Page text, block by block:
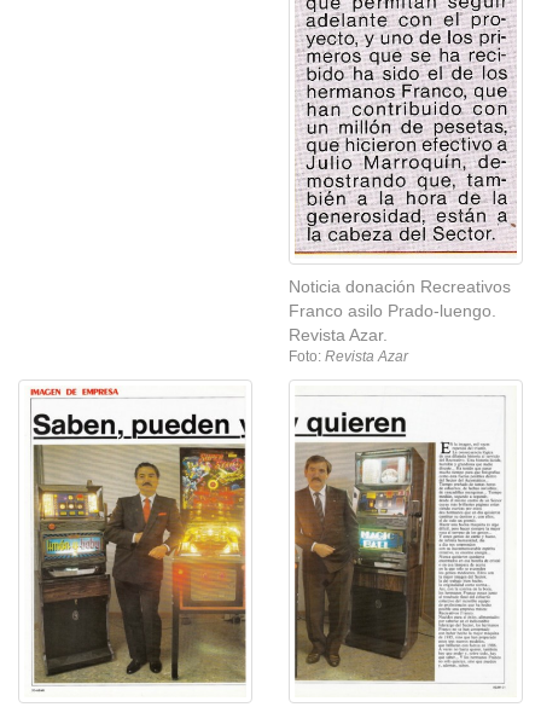
Noticia donación Recreativos
Franco asilo Prado-luengo.
Revista Azar.
Foto: Revista Azar